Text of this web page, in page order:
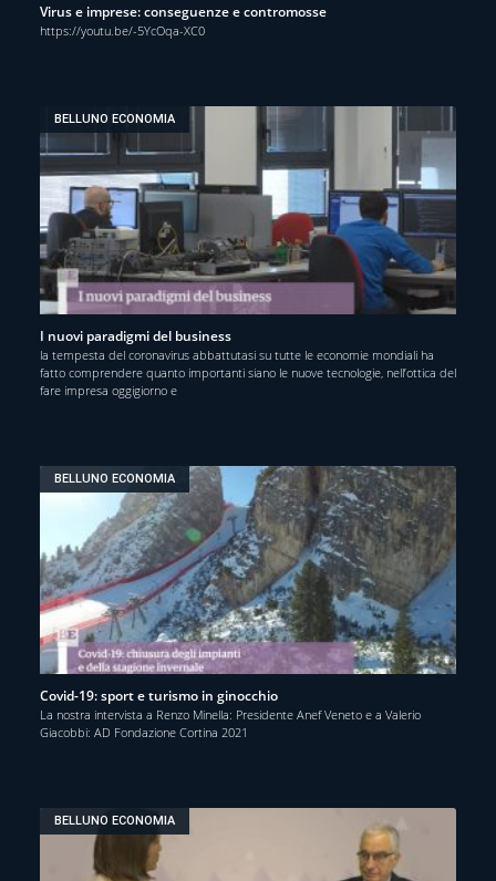
Virus e imprese: conseguenze e contromosse
https://youtu.be/-5YcOqa-XC0
BELLUNO ECONOMIA
I nuovi paradigmi del business
la tempesta del coronavirus abbattutasi su tutte le economie mondiali ha
fatto comprendere quanto importanti siano le nuove tecnologie, nell’ottica del
fare impresa oggigiorno e
BELLUNO ECONOMIA
Covid-19: sport e turismo in ginocchio
La nostra intervista a Renzo Minella: Presidente Anef Veneto e a Valerio
Giacobbi: AD Fondazione Cortina 2021
BELLUNO ECONOMIA